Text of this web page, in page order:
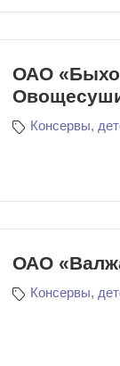
ОАО
Консервы,
ОАО
Консервы,